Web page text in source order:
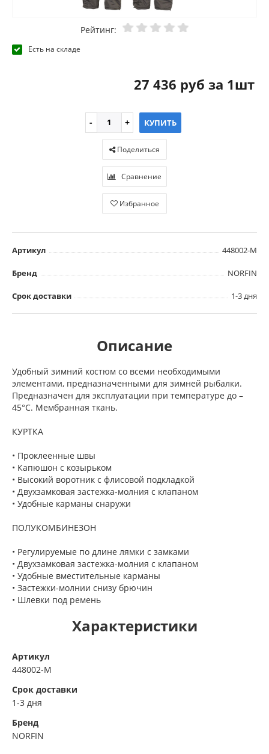
Рейтинг:
Есть на складе
27 436 руб за 1шт
КУПИТЬ
Поделиться
Сравнение
Избранное
Артикул 448002-M
Бренд NORFIN
Срок доставки 1-3 дня
Описание
Удобный зимний костюм со всеми необходимыми
элементами, предназначенными для зимней рыбалки.
Предназначен для эксплуатации при температуре до –
45°С. Мембранная ткань.
КУРТКА
• Проклеенные швы
• Капюшон с козырьком
• Высокий воротник с флисовой подкладкой
• Двухзамковая застежка-молния с клапаном
• Удобные карманы снаружи
ПОЛУКОМБИНЕЗОН
• Регулируемые по длине лямки с замками
• Двухзамковая застежка-молния с клапаном
• Удобные вместительные карманы
• Застежки-молнии снизу брючин
• Шлевки под ремень
Характеристики
Артикул
448002-M
Срок доставки
1-3 дня
Бренд
NORFIN